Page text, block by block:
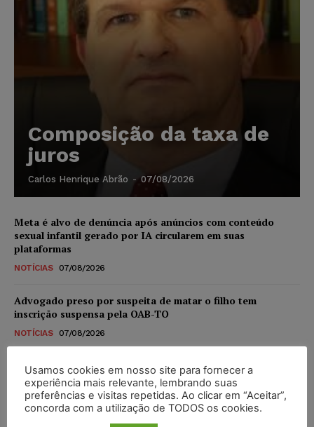
Composição da taxa de
juros
Carlos Henrique Abrão - 07/08/2026
Meta é alvo de denúncia após anúncios com conteúdo
sexual infantil gerado por IA circularem em suas
plataformas
NOTÍCIAS 07/08/2026
Advogado preso por suspeita de matar o filho tem
inscrição suspensa pela OAB-TO
NOTÍCIAS 07/08/2026
STF amplia isenção de IBS e CBS na compra de veículos
novos para pessoas com deficiência e autistas de todos os
níveis
DIREITO TRIBUTÁRIO 07/08/2026
Usamos cookies em nosso site para fornecer a
experiência mais relevante, lembrando suas
preferências e visitas repetidas. Ao clicar em “Aceitar”,
concorda com a utilização de TODOS os cookies.